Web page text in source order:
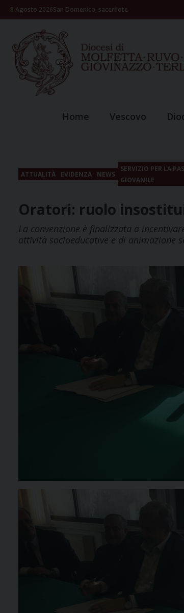
Skip8 Agosto 2026San Domenico, sacerdote
Home Vescovo
ATTUALITÀ EVIDENZA NEWS
SERVIZIO PER LA
GIOVANILE
Oratori: ruolo
La convenzione è finalizzata a
attività socioeducative e di animazione